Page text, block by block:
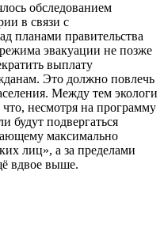
обследованием
в связи с
планами правительства
эвакуации не позже
выплату
Это должно повлечь
Между тем экологи
несмотря на программу
будут подвергаться
максимально
лиц», а за пределами
вдвое выше.